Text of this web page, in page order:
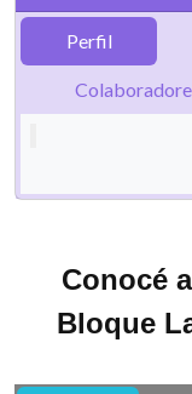
Perfil
Conocé
Bloque